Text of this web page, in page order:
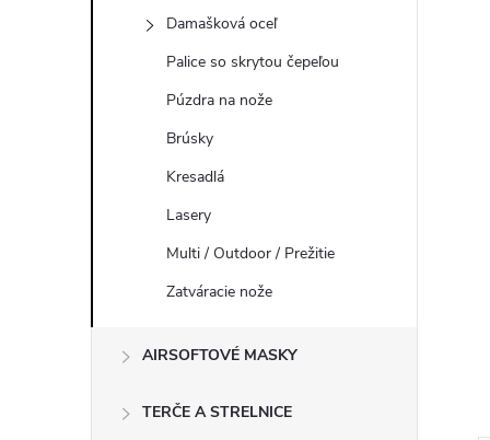
Damašková oceľ
Palice so skrytou čepeľou
Púzdra na nože
Brúsky
Kresadlá
Lasery
Multi / Outdoor / Prežitie
Zatváracie nože
AIRSOFTOVÉ MASKY
TERČE A STRELNICE